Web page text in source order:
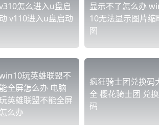
怎么进入u盘启
动 v110进入u盘启动
显示不了怎么办
10无法显示图片缩
图
玩英雄联盟不
能全屏怎么办 电脑
英雄联盟不能全屏
怎么办
疯狂骑士团兑换码
全 樱花骑士团 兑换
码